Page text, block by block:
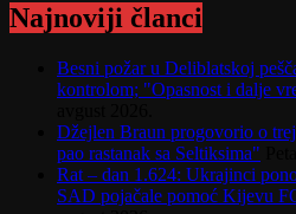
Najnoviji članci
Besni požar u Deliblatskoj
kontrolom; "Opasnost i dalje
Džejlen Braun progovorio o
pao rastanak sa Seltiksima"
Rat – dan 1.624: Ukrajinci
SAD pojačale pomoć Kijevu